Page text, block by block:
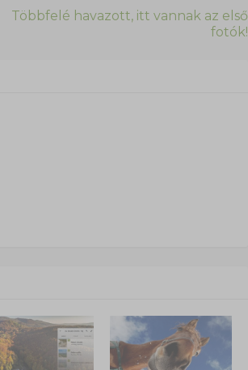
Többfelé havazott, itt vannak az első
fotók!